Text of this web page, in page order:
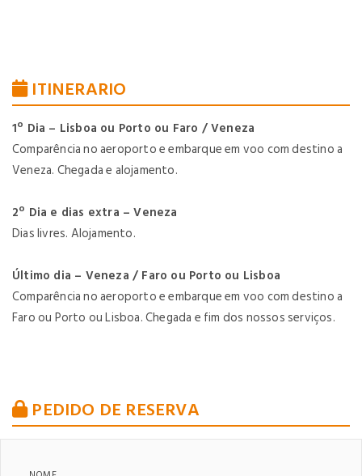
ITINERARIO
1º Dia – Lisboa ou Porto ou Faro / Veneza
Comparência no aeroporto e embarque em voo com destino a
Veneza. Chegada e alojamento.
2º Dia e dias extra – Veneza
Dias livres. Alojamento.
Último dia – Veneza / Faro ou Porto ou Lisboa
Comparência no aeroporto e embarque em voo com destino a
Faro ou Porto ou Lisboa. Chegada e fim dos nossos serviços.
PEDIDO DE RESERVA